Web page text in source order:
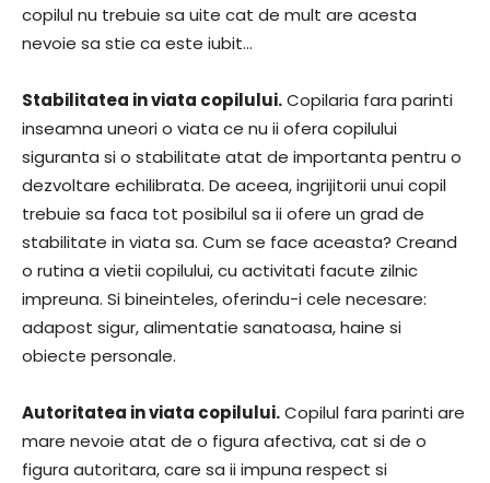
copilul nu trebuie sa uite cat de mult are acesta
nevoie sa stie ca este iubit…
Stabilitatea in viata copilului.Copilaria fara parinti
inseamna uneori o viata ce nu ii ofera copilului
siguranta si o stabilitate atat de importanta pentru o
dezvoltare echilibrata. De aceea, ingrijitorii unui copil
trebuie sa faca tot posibilul sa ii ofere un grad de
stabilitate in viata sa. Cum se face aceasta? Creand
o rutina a vietii copilului, cu activitati facute zilnic
impreuna. Si bineinteles, oferindu-i cele necesare:
adapost sigur, alimentatie sanatoasa, haine si
obiecte personale.
Autoritatea in viata copilului.Copilul fara parinti are
mare nevoie atat de o figura afectiva, cat si de o
figura autoritara, care sa ii impuna respect si